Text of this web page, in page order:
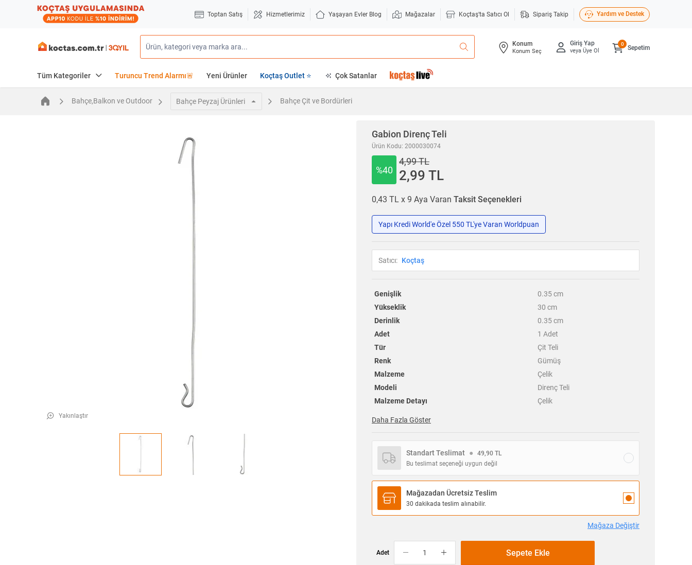
Toptan Satış Hizmetlerimiz Yaşayan Evler Blog Mağazalar Koçtaş'ta Satıcı Ol Sipariş Takip Yardım ve Destek
Konum
Konum Seç
Giriş Yap
veya Üye Ol Sepetim
0
Tüm Kategoriler Turuncu Trend Alarmı🚨 Yeni Ürünler Koçtaş Outlet ⭐ Çok Satanlar
Bahçe,Balkon ve Outdoor Bahçe Peyzaj Ürünleri Bahçe Çit ve Bordürleri
Yakınlaştır
Gabion Direnç Teli
Ürün Kodu: 2000030074
%40
4,99 TL
2,99 TL
0,43 TL x 9 Aya Varan Taksit Seçenekleri
Yapı Kredi World'e Özel 550 TL'ye Varan Worldpuan
Satıcı: Koçtaş
Genişlik 0.35 cm
Yükseklik
30 cm
Derinlik
0.35 cm
Adet
1 Adet
Tür
Çit Teli
Renk
Gümüş
Malzeme
Çelik
Modeli
Direnç Teli
Malzeme Detayı
Çelik
Daha Fazla Göster
Standart Teslimat ●
49,90 TL
Bu teslimat seçeneği uygun değil
Mağazadan Ücretsiz Teslim
30 dakikada teslim alınabilir.
Mağaza Değiştir
Adet Sepete Ekle